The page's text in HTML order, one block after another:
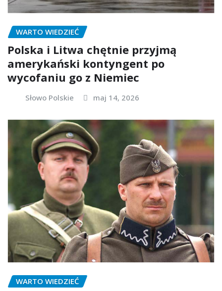
WARTO WIEDZIEĆ
Polska i Litwa chętnie przyjmą
amerykański kontyngent po
wycofaniu go z Niemiec
Słowo Polskie maj 14, 2026
WARTO WIEDZIEĆ